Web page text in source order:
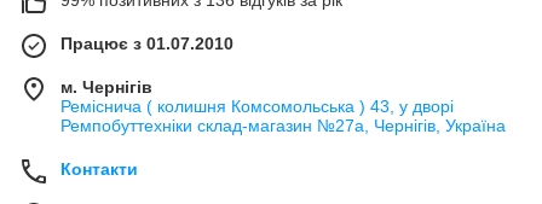
Працює з 01.07.2010
м. Чернігів
Реміснича ( колишня Комсомольська ) 43, у дворі
Ремпобуттехніки склад-магазин №27a, Чернігів, Україна
Контакти